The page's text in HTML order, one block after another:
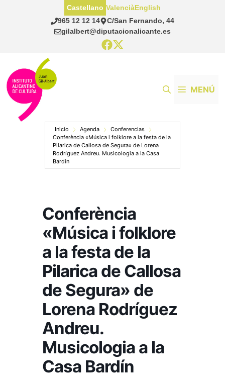
965 12 12 14
C/San Fernando, 44
gilalbert@diputacionalicante.es
Castellano ValenciàEnglish
MENÚ
Inicio Agenda
Conferencias
Conferència «Música i folklore a la festa de la
Pilarica de Callosa de Segura» de Lorena
Rodríguez Andreu. Musicologia a la Casa
Bardín
Conferència
«Música i folklore
a la festa de la
Pilarica de Callosa
de Segura» de
Lorena Rodríguez
Andreu.
Musicologia a la
Casa Bardín